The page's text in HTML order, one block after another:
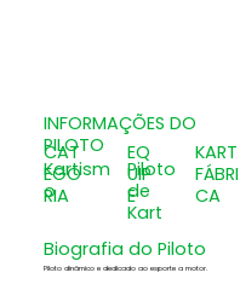
INFORMAÇÕES DO
PILOTO
CAT
EGO
RIA
Kartism
o
EQ
UIP
E
Piloto
de
Kart
KART
FÁBRI
CA
Biografia do Piloto
Piloto dinâmico e dedicado ao esporte a motor.